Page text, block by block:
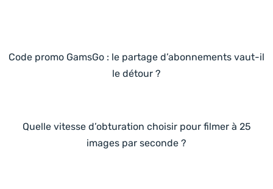
Code promo GamsGo : le partage d’abonnements vaut-il
le détour ?
Quelle vitesse d’obturation choisir pour filmer à 25
images par seconde ?